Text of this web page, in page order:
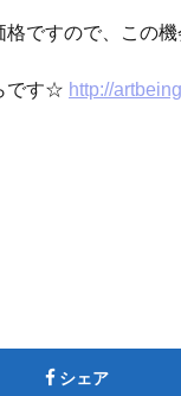
ですので、この
です☆ http://
シェア